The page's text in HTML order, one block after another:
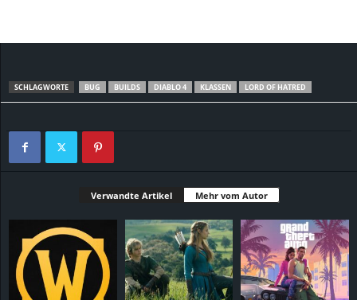
SCHLAGWORTE BUG BUILDS DIABLO 4 KLASSEN LORD OF HATRED
Verwandte Artikel Mehr vom Autor